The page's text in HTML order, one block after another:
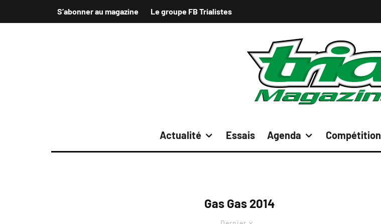
S’abonner au magazine Le groupe FB Trialistes
Actualité Essais Agenda Compétition
Gas Gas 2014